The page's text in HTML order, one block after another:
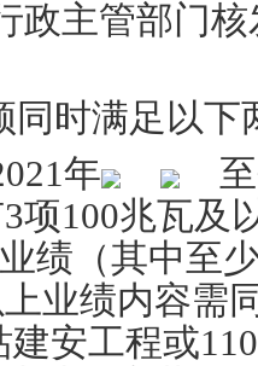
政主管部门
同时满足以下
年
3项100兆瓦及
绩（其中至
业绩内容需
建安工程或